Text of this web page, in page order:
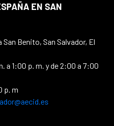
EN SAN
Benito, San Salvador, El
a 1:00 p. m. y de 2:00 a 7:00
p. m